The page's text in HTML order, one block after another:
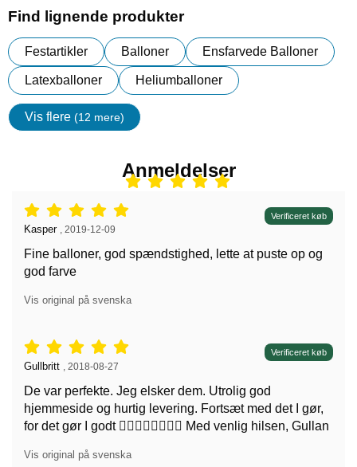
Find lignende produkter
Festartikler Balloner Ensfarvede Balloner
Latexballoner Heliumballoner
Vis flere (12 mere)
Egenskaper
Anmeldelser
Anmeldelser: 5 stjerne af 5, Verificeret køb
Anmeldelser af:
Kasper 2019-12-09
Fine balloner, god spændstighed, lette at puste op og
god farve
Vis original på svenska
Anmeldelser: 5 stjerne af 5, Verificeret køb
Anmeldelser af:
Gullbritt 2018-08-27
De var perfekte. Jeg elsker dem. Utrolig god
hjemmeside og hurtig levering. Fortsæt med det I gør,
for det gør I godt 👍🏾👍🏾👍🏾👍🏾 Med venlig hilsen, Gullan
Vis original på svenska